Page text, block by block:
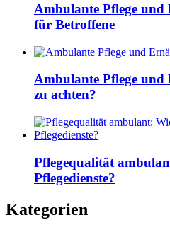
Ambulante Pflege und
für Betroffene
Ambulante Pflege
zu achten?
Pflegequalität
Pflegedienste?
Kategorien